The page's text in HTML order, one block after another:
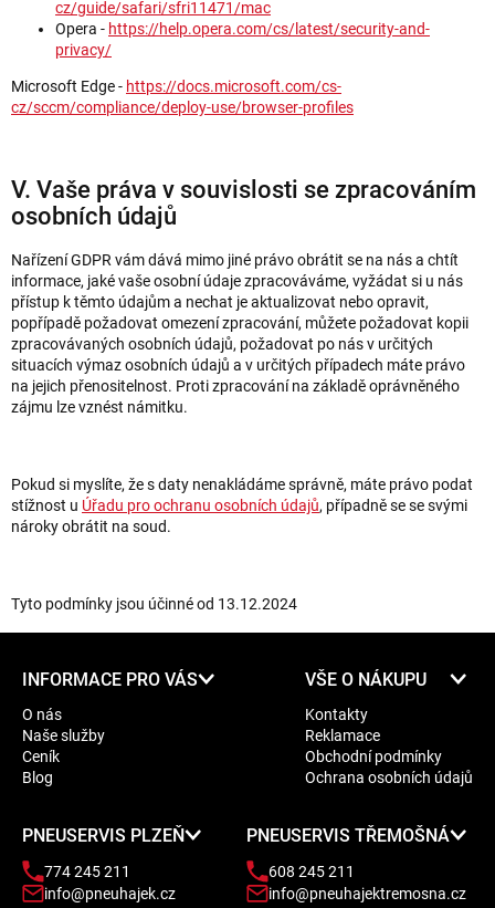
cz/guide/safari/sfri11471/mac
Opera - https://help.opera.com/cs/latest/security-and-
privacy/
Microsoft Edge - https://docs.microsoft.com/cs-
cz/sccm/compliance/deploy-use/browser-profiles
V. Vaše práva v souvislosti se zpracováním
osobních údajů
Nařízení GDPR vám dává mimo jiné právo obrátit se na nás a chtít
informace, jaké vaše osobní údaje zpracováváme, vyžádat si u nás
přístup k těmto údajům a nechat je aktualizovat nebo opravit,
popřípadě požadovat omezení zpracování, můžete požadovat kopii
zpracovávaných osobních údajů, požadovat po nás v určitých
situacích výmaz osobních údajů a v určitých případech máte právo
na jejich přenositelnost. Proti zpracování na základě oprávněného
zájmu lze vznést námitku.
Pokud si myslíte, že s daty nenakládáme správně, máte právo podat
stížnost u Úřadu pro ochranu osobních údajů, případně se se svými
nároky obrátit na soud.
Tyto podmínky jsou účinné od 13.12.2024
INFORMACE PRO VÁS
O nás
Naše služby
Ceník
Blog
VŠE O NÁKUPU
Kontakty
Reklamace
Obchodní podmínky
Ochrana osobních údajů
PNEUSERVIS PLZEŇ
774 245 211
info@pneuhajek.cz
PNEUSERVIS TŘEMOŠNÁ
608 245 211
info@pneuhajektremosna.cz